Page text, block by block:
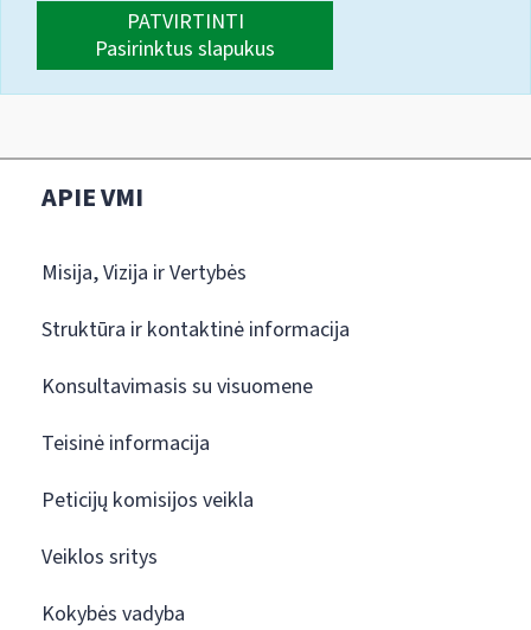
PATVIRTINTI
Pasirinktus slapukus
APIE VMI
Misija, Vizija ir Vertybės
Struktūra ir kontaktinė informacija
Konsultavimasis su visuomene
Teisinė informacija
Peticijų komisijos veikla
Veiklos sritys
Kokybės vadyba